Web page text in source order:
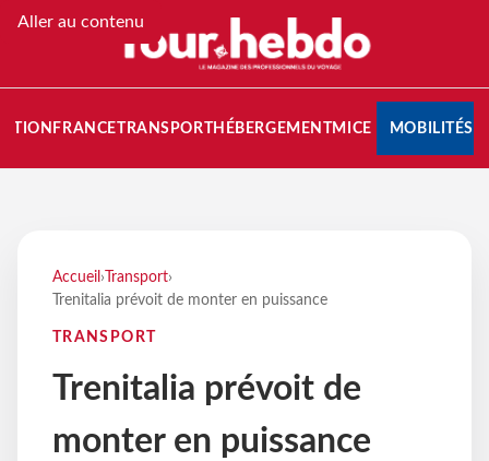
Aller au contenu
FRANCETRANSPORT HÉBERGEMENTMICE MOBILITÉS
Accueil › Transport›
Trenitalia prévoit de monter en puissance
TRANSPORT
Trenitalia prévoit de
monter en puissance